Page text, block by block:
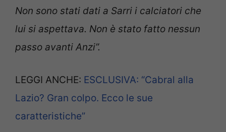
Non sono stati dati a Sarri i calciatori che
lui si aspettava. Non è stato fatto nessun
passo avanti Anzi”.
LEGGI ANCHE: ESCLUSIVA: “Cabral alla
Lazio? Gran colpo. Ecco le sue
caratteristiche”